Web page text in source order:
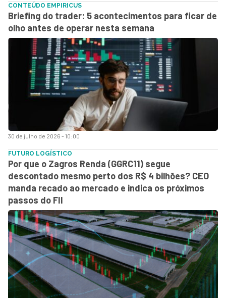
30 de julho de 2026 - 10:00
CONTEÚDO EMPIRICUS
Briefing do trader: 5 acontecimentos para ficar de
olho antes de operar nesta semana
FUTURO LOGÍSTICO
Por que o Zagros Renda (GGRC11) segue
descontado mesmo perto dos R$ 4 bilhões? CEO
manda recado ao mercado e indica os próximos
passos do FII